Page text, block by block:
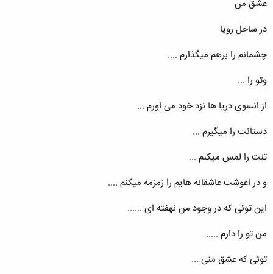
عشق من
در ساحل رویا
چشمانم را برهم میگذارم ....
وتو را ...
از انسوی دریا ها نزد خود می اورم ...
دستانت را میگیرم ...
تنت را لمس میکنم ...
و در اغوشت عاشقانه هایم را زمزمه میکنم ....
این توئی که در وجود من نهفته ای ......
من تو را دارم .....
توئی که عشق منی ...